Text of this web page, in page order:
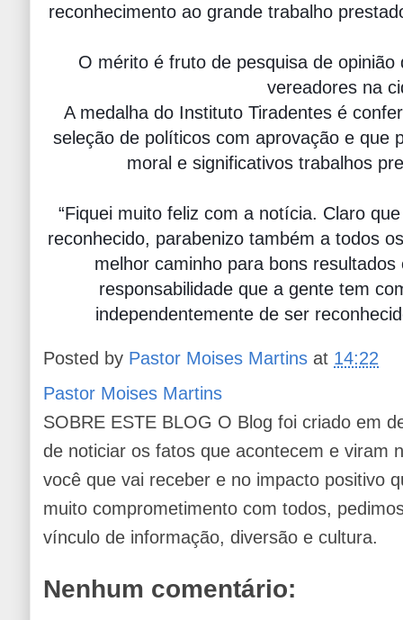
reconhecimento ao grande trabalho
O mérito é fruto de pesquisa de
vereadores na
A medalha do Instituto Tiradentes é
seleção de políticos com aprovação e que
moral e significativos trabalhos
“Fiquei muito feliz com a notícia. Claro
reconhecido, parabenizo também a todos
melhor caminho para bons
responsabilidade que a gente tem
independentemente de ser
Posted by Pastor Moises Martins at 14:22
Pastor Moises Martins
SOBRE ESTE BLOG O Blog foi criado em
de noticiar os fatos que acontecem e viram
você que vai receber e no impacto positivo
muito comprometimento com todos,
vínculo de informação, diversão e cultura.
Nenhum comentário: